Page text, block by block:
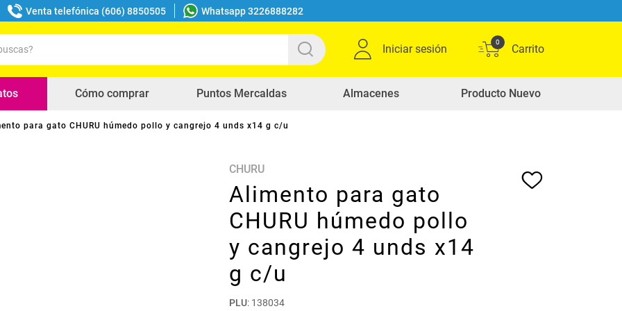
Venta telefónica (606) 8850505 Whatsapp 3226888282
Iniciar sesión
0
Cómo comprar Puntos Mercaldas Almacenes Producto Nuevo
para gato CHURU húmedo pollo y cangrejo 4 unds x14 g c/u
CHURU
Alimento para gato
CHURU húmedo pollo
y cangrejo 4 unds x14
g c/u
PLU: 138034
buscados